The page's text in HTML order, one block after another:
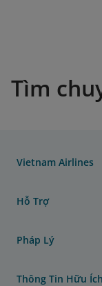
Tìm
Vietnam Airlines
Hỗ Trợ
Pháp Lý
Thông Tin Hữu Ích